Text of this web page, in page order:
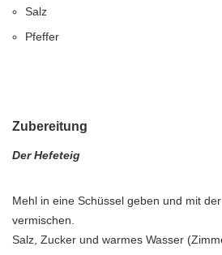
Salz
Pfeffer
Zubereitung
Der Hefeteig
Mehl in eine Schüssel geben und mit
vermischen.
Salz, Zucker und warmes Wasser